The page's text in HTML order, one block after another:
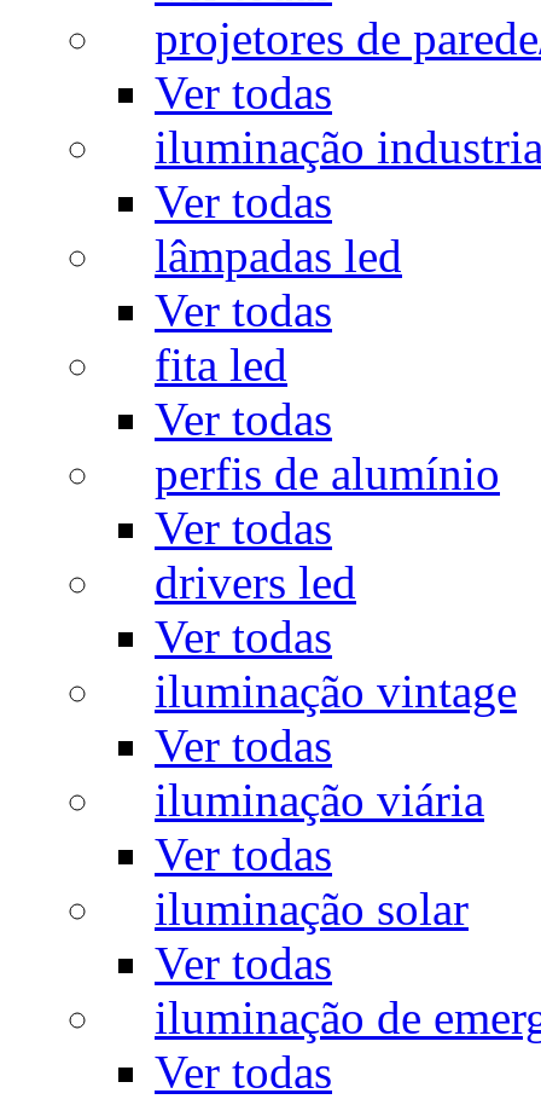
projetores de
Ver todas
iluminação
Ver todas
lâmpadas led
Ver todas
fita led
Ver todas
perfis de alumínio
Ver todas
drivers led
Ver todas
iluminação vintage
Ver todas
iluminação viária
Ver todas
iluminação solar
Ver todas
iluminação de
Ver todas